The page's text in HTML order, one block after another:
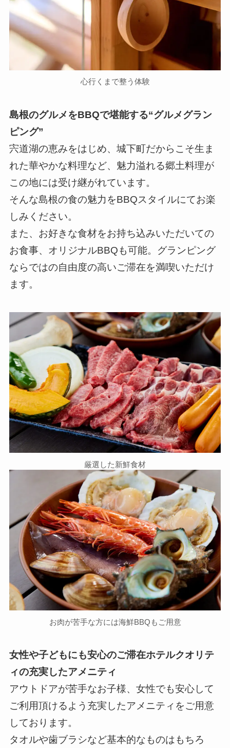
心行くまで整う体験
島根のグルメをBBQで堪能する“グルメグラン
ピング”
宍道湖の恵みをはじめ、城下町だからこそ生ま
れた華やかな料理など、魅力溢れる郷土料理が
この地には受け継がれています。
そんな島根の食の魅力をBBQスタイルにてお楽
しみください。
また、お好きな食材をお持ち込みいただいての
お食事、オリジナルBBQも可能。グランピング
ならではの自由度の高いご滞在を満喫いただけ
ます。
厳選した新鮮食材
お肉が苦手な方には海鮮BBQもご用意
女性や子どもにも安心のご滞在ホテルクオリテ
ィの充実したアメニティ
アウトドアが苦手なお子様、女性でも安心して
ご利用頂けるよう充実したアメニティをご用意
しております。
タオルや歯ブラシなど基本的なものはもちろ